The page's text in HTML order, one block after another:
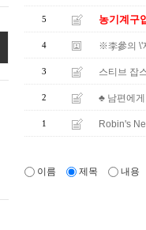
5 농기계구
4 ※李參의 \'
3 스티브 잡
2 ♣ 남편에
1 Robin's
이름 제목 내용